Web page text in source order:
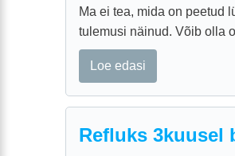
Ma ei tea, mida on peetud
tulemusi näinud. Võib olla
Loe edasi
Refluks 3kuusel